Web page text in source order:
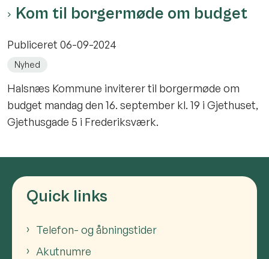
Kom til borgermøde om budget
Publiceret 06-09-2024
Nyhed
Halsnæs Kommune inviterer til borgermøde om
budget mandag den 16. september kl. 19 i Gjethuset,
Gjethusgade 5 i Frederiksværk.
Quick links
Telefon- og åbningstider
Akutnumre